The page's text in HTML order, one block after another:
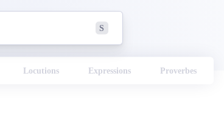
S
Locutions Expressions Proverbes